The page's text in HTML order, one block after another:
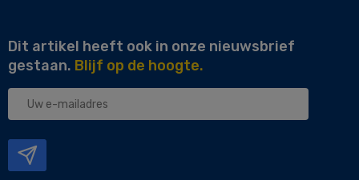
Dit artikel heeft ook in onze nieuwsbrief
gestaan. Blijf op de hoogte.
Uw